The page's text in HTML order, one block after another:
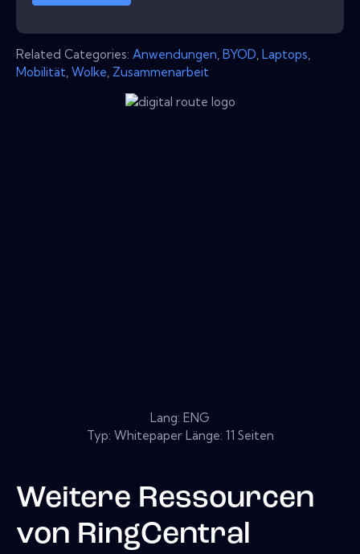
Related Categories: Anwendungen BYOD Laptops
Mobilität Wolke Zusammenarbeit
Lang: ENG
Typ: Whitepaper Länge: 11 Seiten
Weitere Ressourcen
von RingCentral